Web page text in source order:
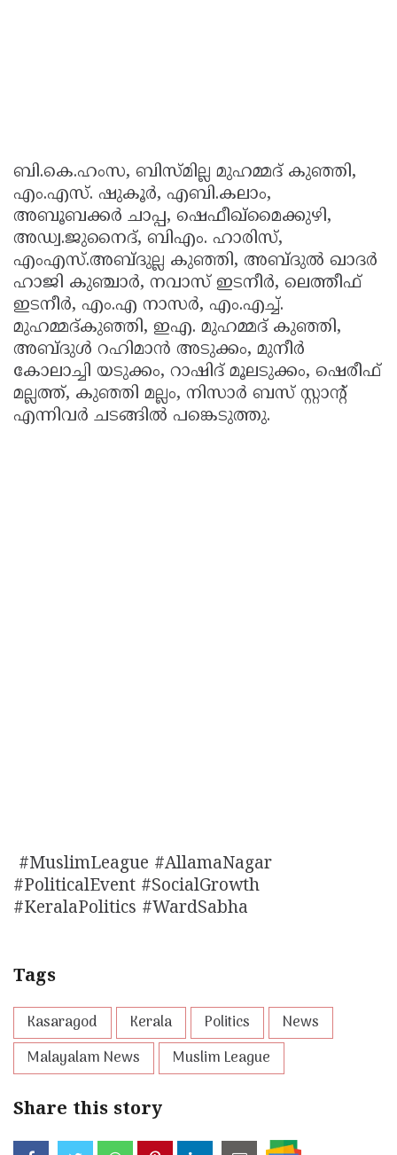
ബി.കെ.ഹംസ, ബിസ്മില്ല മുഹമ്മദ് കുഞ്ഞി,
എം.എസ്. ഷുകൂർ, എബി.കലാം,
അബൂബക്കർ ചാപ്പ, ഷെഫീഖ്മൈക്കുഴി,
അഡ്വ.ജുനൈദ്, ബിഎം. ഹാരിസ്,
എംഎസ്.അബ്ദുല്ല കുഞ്ഞി, അബ്ദുൽ ഖാദർ
ഹാജി കുഞ്ചാർ, നവാസ് ഇടനീർ, ലെത്തീഫ്
ഇടനീർ, എം.എ നാസർ, എം.എച്ച്.
മുഹമ്മദ്കുഞ്ഞി, ഇഎ. മുഹമ്മദ് കുഞ്ഞി,
അബ്ദുൾ റഹിമാൻ അടുക്കം, മുനീർ
കോലാച്ചി യടുക്കം, റാഷിദ് മൂലടുക്കം, ഷെരീഫ്
മല്ലത്ത്, കുഞ്ഞി മല്ലം, നിസാർ ബസ് സ്റ്റാന്റ്
എന്നിവർ ചടങ്ങിൽ പങ്കെടുത്തു.
#MuslimLeague #AllamaNagar
#PoliticalEvent #SocialGrowth
#KeralaPolitics #WardSabha
Tags
Kasaragod Kerala Politics
News
Malayalam News
Muslim League
Share this story